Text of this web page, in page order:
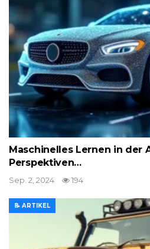
Maschinelles Lernen in der
Perspektiven…
Sep. 2, 2024 194
📝 ARTIKEL